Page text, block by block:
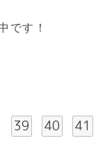
です！
39 40
41